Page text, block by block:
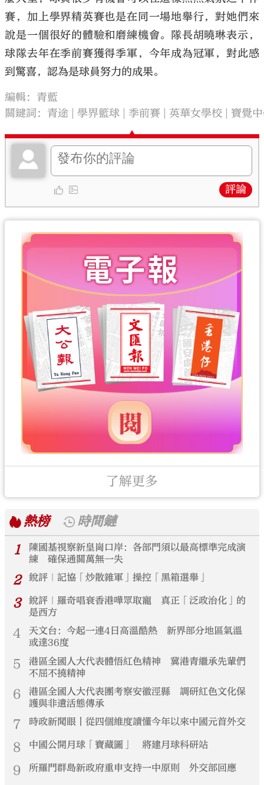
賽，加上學界精英賽也是在同一場地舉行，對她們來
說是一個很好的體驗和磨練機會。隊長胡曉琳表示，
球隊去年在季前賽獲得季軍，今年成為冠軍，對此感
到驚喜，認為是球員努力的成果。
編輯：青藍
關鍵詞： 青途 學界籃球 季前賽 英華女學校 寶覺
評論
了解更多
熱榜
時間鏈
1
陳國基視察新皇崗口岸：各部門須以最高標準完成演
練 確保通關萬無一失
2 銳評｜記協「炒散雜軍」操控「黑箱選舉」
3
銳評｜羅奇唱衰香港嘩眾取寵 真正「泛政治化」的
是西方
4
天文台：今起一連4日高溫酷熱 新界部分地區氣溫
或達36度
5
港區全國人大代表體悟紅色精神 冀港青繼承先輩們
不屈不撓精神
6
港區全國人大代表團考察安徽涇縣 調研紅色文化保
護與非遺活態傳承
7 時政新聞眼丨從四個維度讀懂今年以來中國元首外交
8 中國公開月球「寶藏圖」 將建月球科研站
9 所羅門群島新政府重申支持一中原則 外交部回應